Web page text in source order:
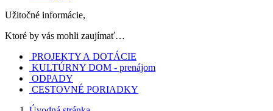
Užitočné informácie,
Ktoré by vás mohli zaujímať…
PROJEKTY A DOTÁCIE
KULTÚRNY DOM - prenájom
ODPADY
CESTOVNÉ PORIADKY